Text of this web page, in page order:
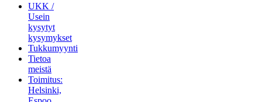
UKK /
Usein
kysytyt
kysymykset
Tukkumyynti
Tietoa
meistä
Toimitus:
Helsinki,